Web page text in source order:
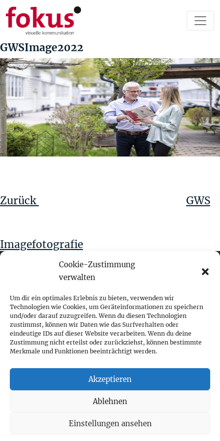
Cookie-Zustimmung
verwalten
Um dir ein optimales Erlebnis zu bieten, verwenden wir
Technologien wie Cookies, um Geräteinformationen zu speichern
und/oder darauf zuzugreifen. Wenn du diesen Technologien
zustimmst, können wir Daten wie das Surfverhalten oder
eindeutige IDs auf dieser Website verarbeiten. Wenn du deine
Zustimmung nicht erteilst oder zurückziehst, können bestimmte
Merkmale und Funktionen beeinträchtigt werden.
Akzeptieren
Ablehnen
Einstellungen ansehen
GWSImage2022
Zurück
GWS
Imagefotografie
fokus visuelle kommunikation
Franz-Ofner-Straße 20
A - 5020 Salzburg
+ 43 662 452 083
fokus@fokus-design.com
Impressum